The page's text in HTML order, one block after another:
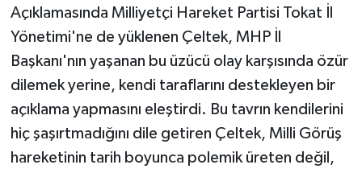
Açıklamasında Milliyetçi Hareket Partisi Tokat İl
Yönetimi'ne de yüklenen Çeltek, MHP İl
Başkanı'nın yaşanan bu üzücü olay karşısında özür
dilemek yerine, kendi taraflarını destekleyen bir
açıklama yapmasını eleştirdi. Bu tavrın kendilerini
hiç şaşırtmadığını dile getiren Çeltek, Milli Görüş
hareketinin tarih boyunca polemik üreten değil,